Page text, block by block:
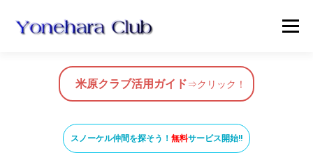
メニ
HOME 米原クラブ活用ガイド
スノーケルガイド BLOG & NEWS
米原クラブ活用ガイド⇒クリック！
スノーケル仲間を探そう！ 無料サービス開始!!